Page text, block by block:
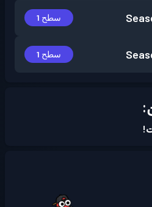
سطح 1
سطح 1